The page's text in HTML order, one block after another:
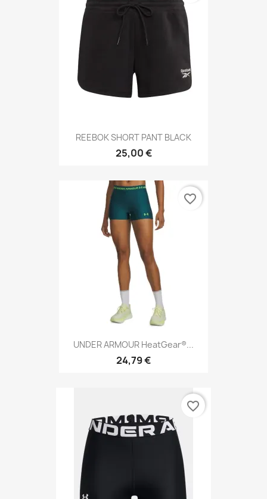
REEBOK SHORT PANT BLACK
25,00 €
UNDER ARMOUR HeatGear®...
24,79 €
favorite_border
favorite_border